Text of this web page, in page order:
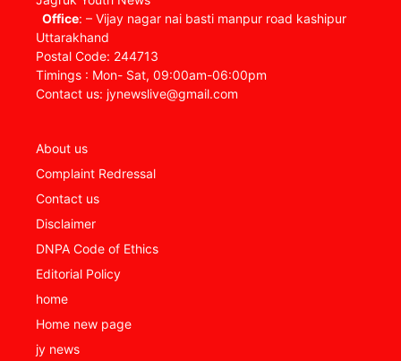
Office: – Vijay nagar nai basti manpur road kashipur
Uttarakhand
Postal Code: 244713
Timings : Mon- Sat, 09:00am-06:00pm
Contact us: jynewslive@gmail.com
About us
Complaint Redressal
Contact us
Disclaimer
DNPA Code of Ethics
Editorial Policy
home
Home new page
jy news